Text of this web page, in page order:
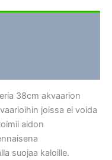
38cm akvaarion
joissa ei voida
aidon
suojaa kaloille.